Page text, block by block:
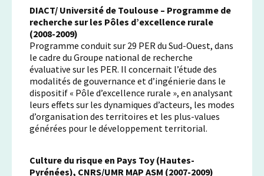
DIACT/ Université de Toulouse – Programme de
recherche sur les Pôles d’excellence rurale
(2008-2009)
Programme conduit sur 29 PER du Sud-Ouest, dans
le cadre du Groupe national de recherche
évaluative sur les PER. Il concernait l’étude des
modalités de gouvernance et d’ingénierie dans le
dispositif « Pôle d’excellence rurale », en analysant
leurs effets sur les dynamiques d’acteurs, les modes
d’organisation des territoires et les plus-values
générées pour le développement territorial.
Culture du risque en Pays Toy (Hautes-
Pyrénées), CNRS/UMR MAP ASM (2007-2009)